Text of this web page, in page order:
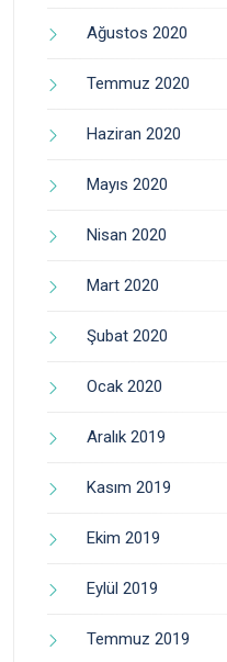
Ağustos 2020
Temmuz 2020
Haziran 2020
Mayıs 2020
Nisan 2020
Mart 2020
Şubat 2020
Ocak 2020
Aralık 2019
Kasım 2019
Ekim 2019
Eylül 2019
Temmuz 2019